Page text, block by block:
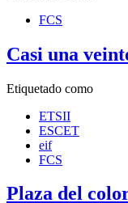
FCS
Casi una
Etiquetado como
ETSII
ESCET
eif
FCS
Plaza del